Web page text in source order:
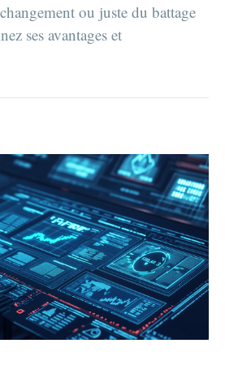
ou juste du battage
ses avantages et